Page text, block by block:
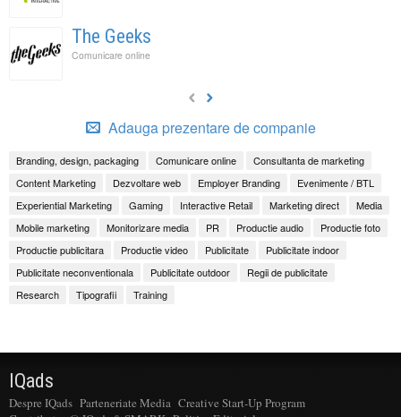
The Geeks
Comunicare online
Adauga prezentare de companie
Branding, design, packaging Comunicare online
Consultanta de marketing
Content Marketing
Dezvoltare web Employer Branding
Evenimente / BTL
Experiential Marketing
Gaming Interactive Retail Marketing direct
Media
Mobile marketing
Monitorizare media PR Productie audio
Productie foto
Productie publicitara
Productie video Publicitate
Publicitate indoor
Publicitate neconventionala
Publicitate outdoor
Regii de publicitate
Research
Tipografii Training
IQads
Despre IQads Parteneriate Media Creative Start-Up Program